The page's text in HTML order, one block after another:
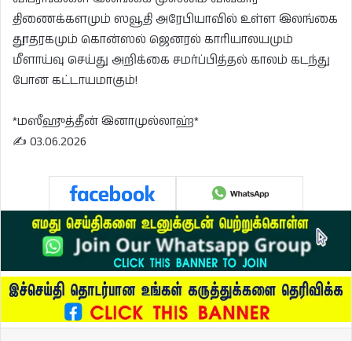
திணைக்களமும் ஸவூதி அரேபியாவில் உள்ள இலங்கை
தூதரகமும் கொன்ஸல் ஜெனரல் காரியாலயமும்
மீளாய்வு செய்து அறிக்கை சமர்ப்பித்தல் காலம் கடந்து
போன கட்டாயமாகும்!
*மஸீஹுத்தீன் இனாமுல்லாஹ்*
✍️ 03.06.2026